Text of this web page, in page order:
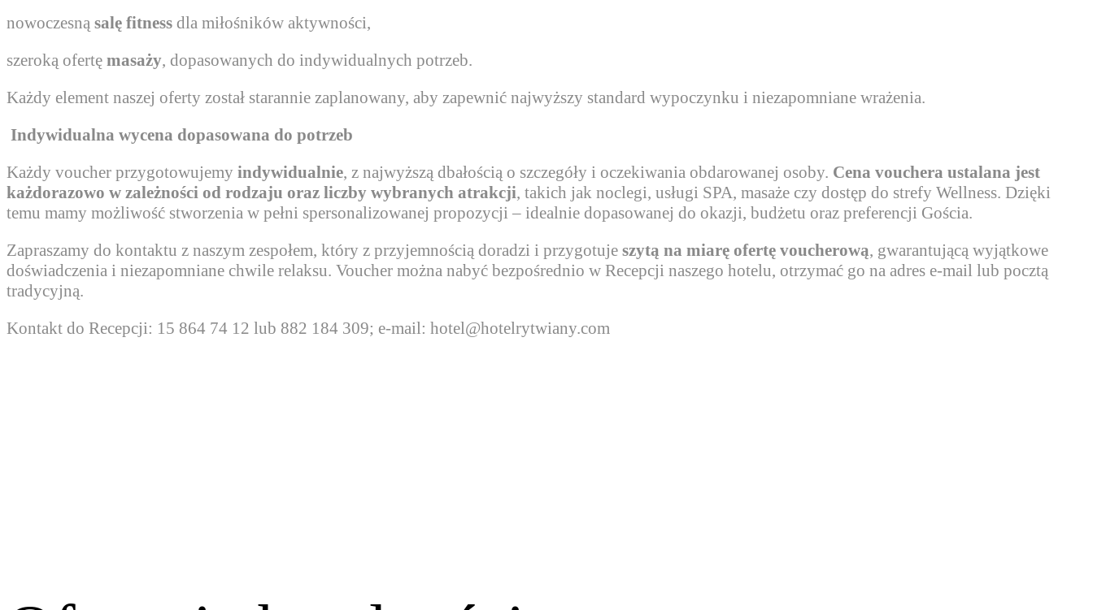
nowoczesną salę fitness dla miłośników aktywności,
szeroką ofertę masaży, dopasowanych do indywidualnych potrzeb.
Każdy element naszej oferty został starannie zaplanowany, aby zapewnić najwyższy standard wypoczynku i niezapomniane wrażenia.
Indywidualna wycena dopasowana do potrzeb
Każdy voucher przygotowujemy indywidualnie, z najwyższą dbałością o szczegóły i oczekiwania obdarowanej osoby. Cena vouchera ustalana jest
każdorazowo w zależności od rodzaju oraz liczby wybranych atrakcji, takich jak noclegi, usługi SPA, masaże czy dostęp do strefy Wellness. Dzięki
temu mamy możliwość stworzenia w pełni spersonalizowanej propozycji – idealnie dopasowanej do okazji, budżetu oraz preferencji Gościa.
Zapraszamy do kontaktu z naszym zespołem, który z przyjemnością doradzi i przygotuje szytą na miarę ofertę voucherową, gwarantującą wyjątkowe
doświadczenia i niezapomniane chwile relaksu. Voucher można nabyć bezpośrednio w Recepcji naszego hotelu, otrzymać go na adres e-mail lub pocztą
tradycyjną.
Kontakt do Recepcji: 15 864 74 12 lub 882 184 309; e-mail: hotel@hotelrytwiany.com